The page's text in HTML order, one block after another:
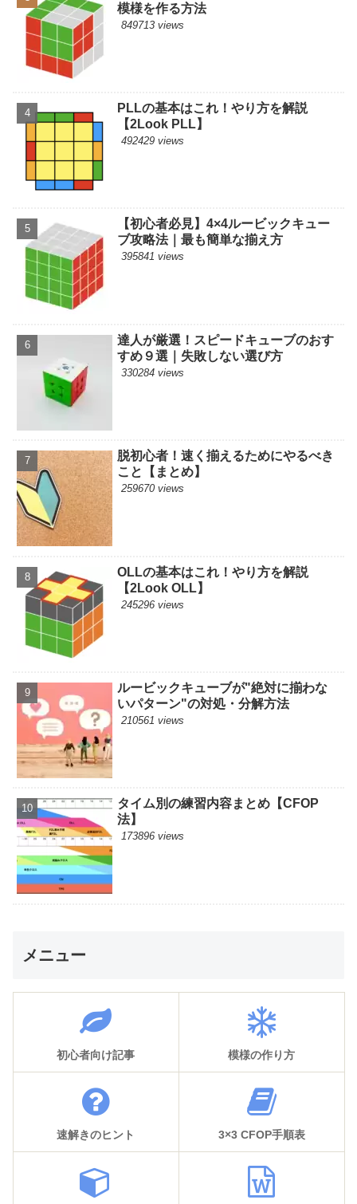
模様を作る方法
849713 views
PLLの基本はこれ！やり方を解説
【2Look PLL】
492429 views
【初心者必見】4×4ルービックキュー
ブ攻略法｜最も簡単な揃え方
395841 views
達人が厳選！スピードキューブのおす
すめ９選｜失敗しない選び方
330284 views
脱初心者！速く揃えるためにやるべき
こと【まとめ】
259670 views
OLLの基本はこれ！やり方を解説
【2Look OLL】
245296 views
ルービックキューブが"絶対に揃わな
いパターン"の対処・分解方法
210561 views
タイム別の練習内容まとめ【CFOP
法】
173896 views
メニュー
初心者向け記事 模様の作り方
速解きのヒント 3×3 CFOP手順表